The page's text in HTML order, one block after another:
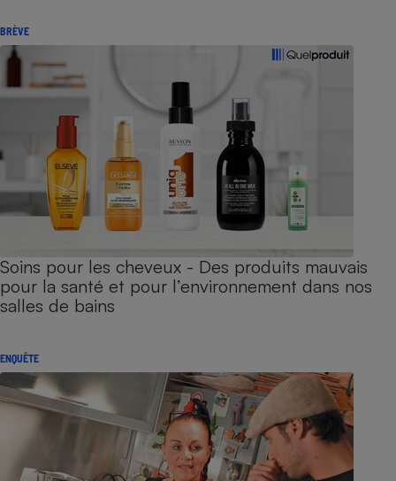
BRÈVE
Soins pour les cheveux - Des produits mauvais
pour la santé et pour l’environnement dans nos
salles de bains
ENQUÊTE